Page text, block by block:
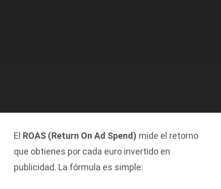
El ROAS (Return On Ad Spend) mide el retorno
que obtienes por cada euro invertido en
publicidad. La fórmula es simple: